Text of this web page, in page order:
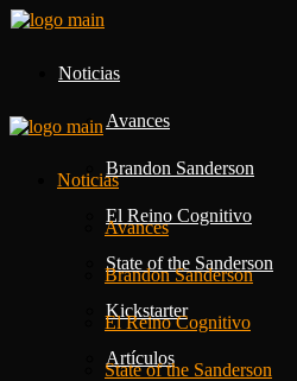
Noticias
Avances
Brandon Sanderson
El Reino Cognitivo
State of the Sanderson
Kickstarter
Artículos
Noticias
Avances
Brandon Sanderson
El Reino Cognitivo
State of the Sanderson